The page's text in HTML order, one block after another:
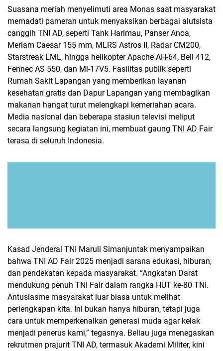
Suasana meriah menyelimuti area Monas saat masyarakat
memadati pameran untuk menyaksikan berbagai alutsista
canggih TNI AD, seperti Tank Harimau, Panser Anoa,
Meriam Caesar 155 mm, MLRS Astros II, Radar CM200,
Starstreak LML, hingga helikopter Apache AH-64, Bell 412,
Fennec AS 550, dan Mi-17V5. Fasilitas publik seperti
Rumah Sakit Lapangan yang memberikan layanan
kesehatan gratis dan Dapur Lapangan yang membagikan
makanan hangat turut melengkapi kemeriahan acara.
Media nasional dan beberapa stasiun televisi meliput
secara langsung kegiatan ini, membuat gaung TNI AD Fair
terasa di seluruh Indonesia.
Kasad Jenderal TNI Maruli Simanjuntak menyampaikan
bahwa TNI AD Fair 2025 menjadi sarana edukasi, hiburan,
dan pendekatan kepada masyarakat. “Angkatan Darat
mendukung penuh TNI Fair dalam rangka HUT ke-80 TNI.
Antusiasme masyarakat luar biasa untuk melihat
perlengkapan kita. Ini bukan hanya hiburan, tetapi juga
cara untuk memperkenalkan generasi muda agar kelak
menjadi penerus kami,” tegasnya. Beliau juga menegaskan
rekrutmen prajurit TNI AD, termasuk Akademi Militer, kini